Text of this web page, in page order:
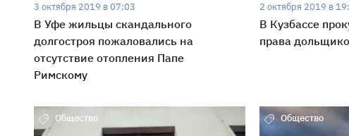
3 октября 2019 в 07:03
В Уфе жильцы скандального
долгостроя пожаловались на
отсутствие отопления Папе
Римскому
2 октября 2019 в
В Кузбассе
права
Общество Общество